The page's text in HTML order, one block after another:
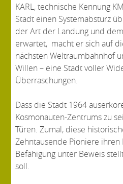
KARL, technische Kennung
Stadt einen Systemabsturz
der Art der Landung und
erwartet, macht er sich auf
nächsten Weltraumbahnhof
Willen – eine Stadt voller
Überraschungen.
Dass die Stadt 1964
Kosmonauten-Zentrums zu
Türen. Zumal, diese
Zehntausende Pioniere ihren
Befähigung unter Beweis
soll.